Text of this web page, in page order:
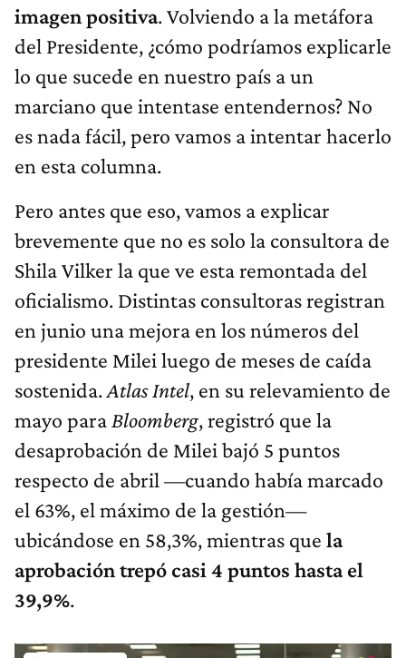
imagen positiva. Volviendo a la metáfora
del Presidente, ¿cómo podríamos explicarle
lo que sucede en nuestro país a un
marciano que intentase entendernos? No
es nada fácil, pero vamos a intentar hacerlo
en esta columna.
Pero antes que eso, vamos a explicar
brevemente que no es solo la consultora de
Shila Vilker la que ve esta remontada del
oficialismo. Distintas consultoras registran
en junio una mejora en los números del
presidente Milei luego de meses de caída
sostenida.Atlas Intel, en su relevamiento de
mayo para Bloomberg, registró que la
desaprobación de Milei bajó 5 puntos
respecto de abril —cuando había marcado
el 63%, el máximo de la gestión—
ubicándose en 58,3%, mientras que la
aprobación trepó casi 4 puntos hasta el
39,9%.